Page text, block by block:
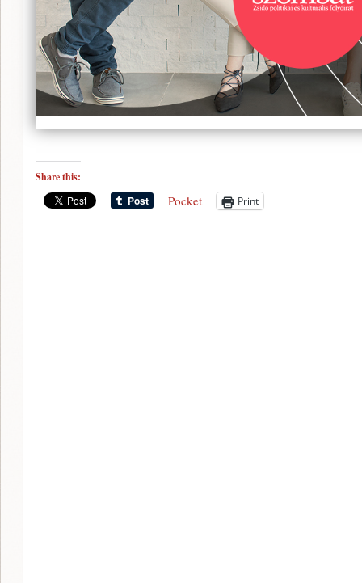
Share this:
Pocket Print